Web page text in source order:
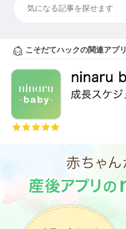
こそだてハックの関連アプリ